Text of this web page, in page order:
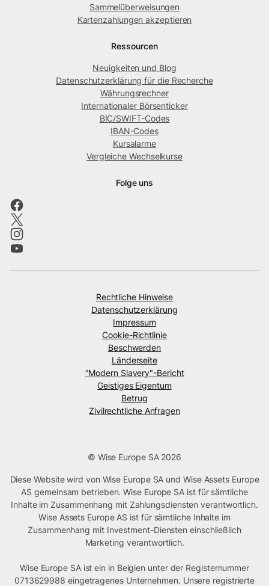
Sammelüberweisungen
Kartenzahlungen akzeptieren
Ressourcen
Neuigkeiten und Blog
Datenschutzerklärung für die Recherche
Währungsrechner
Internationaler Börsenticker
BIC/SWIFT-Codes
IBAN-Codes
Kursalarme
Vergleiche Wechselkurse
Folge uns
Rechtliche Hinweise
Datenschutzerklärung
Impressum
Cookie-Richtlinie
Beschwerden
Länderseite
"Modern Slavery"-Bericht
Geistiges Eigentum
Betrug
Zivilrechtliche Anfragen
© Wise Europe SA 2026
Diese Website wird von Wise Europe SA und Wise Assets Europe
AS gemeinsam betrieben. Wise Europe SA ist für sämtliche
Inhalte im Zusammenhang mit Zahlungsdiensten verantwortlich.
Wise Assets Europe AS ist für sämtliche Inhalte im
Zusammenhang mit Investment-Diensten einschließlich
Marketing verantwortlich.
Wise Europe SA ist ein in Belgien unter der Registernummer
0713629988 eingetragenes Unternehmen. Unsere registrierte